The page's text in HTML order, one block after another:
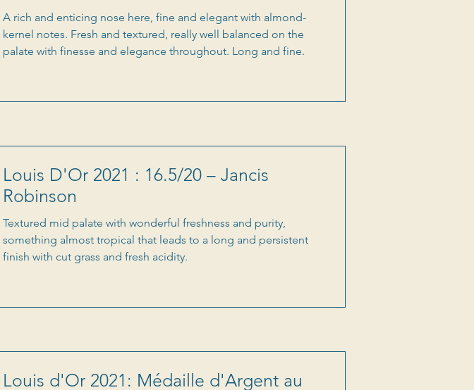
A rich and enticing nose here, fine and elegant with almond-
kernel notes. Fresh and textured, really well balanced on the
palate with finesse and elegance throughout. Long and fine.
Louis D'Or 2021 : 16.5/20 – Jancis
Robinson
Textured mid palate with wonderful freshness and purity,
something almost tropical that leads to a long and persistent
finish with cut grass and fresh acidity.
Louis d'Or 2021: Médaille d'Argent au